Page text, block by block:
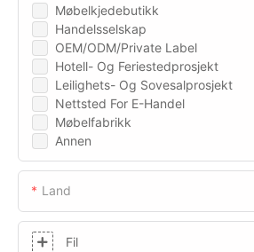
Møbelkjedebutikk
Handelsselskap
OEM/ODM/Private Label
Hotell- Og Feriestedprosjekt
Leilighets- Og Sovesalprosjekt
Nettsted For E-Handel
Møbelfabrikk
Annen
Land
Fil